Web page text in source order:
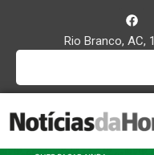
Rio Branco, AC,